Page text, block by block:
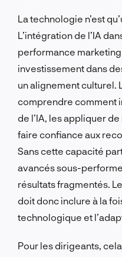
La technologie n’est
L’intégration de l’IA
performance marketing
investissement dans
un alignement culturel.
comprendre comment
de l’IA, les appliquer
faire confiance aux
Sans cette capacité
avancés sous-
résultats fragmentés.
doit donc inclure à la
technologique et
Pour les dirigeants,